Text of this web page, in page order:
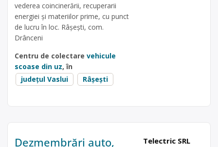
vederea coincinerării, recuperarii
energiei și materiilor prime, cu punct
de lucru în loc. Râșești, com.
Drânceni
Centru de colectare vehicule
scoase din uz, în
județul Vaslui
Râșești
Dezmembrări auto, Telectric SRL